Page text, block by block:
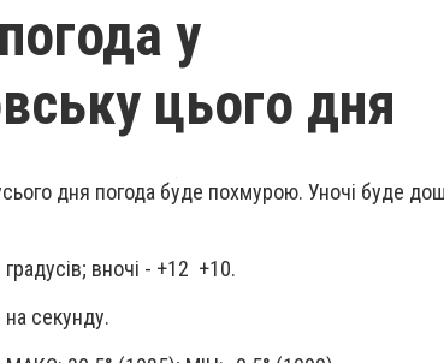
у
цього дня
дня погода буде похмурою. Уночі буде
вночі - +12 +10.
на секунду.